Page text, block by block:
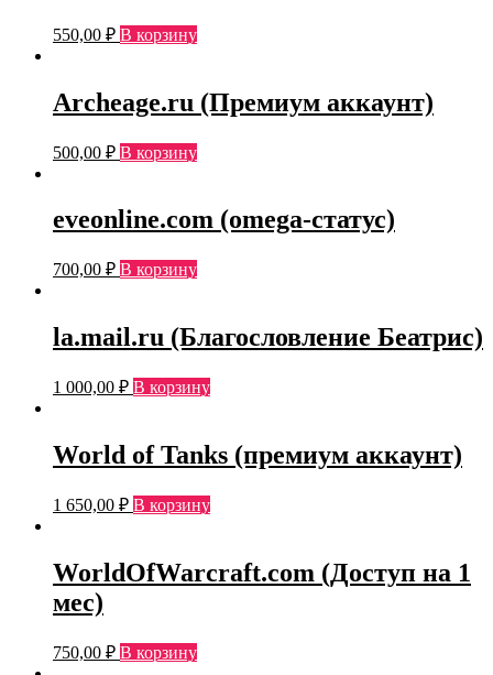
550,00 ₽ В корзину
Archeage.ru (Премиум аккаунт)
500,00 ₽ В корзину
eveonline.com (omega-статус)
700,00 ₽ В корзину
la.mail.ru (Благословление Беатрис)
1 000,00 ₽ В корзину
World of Tanks (премиум аккаунт)
1 650,00 ₽ В корзину
WorldOfWarcraft.com (Доступ на 1
мес)
750,00 ₽ В корзину